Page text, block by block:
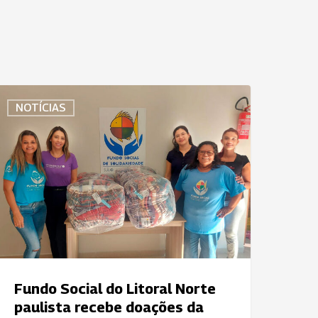
NOTÍCIAS
Fundo Social do Litoral Norte
paulista recebe doações da